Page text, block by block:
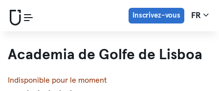
Inscrivez-vous FR
Academia de Golfe de Lisboa
Indisponible pour le moment